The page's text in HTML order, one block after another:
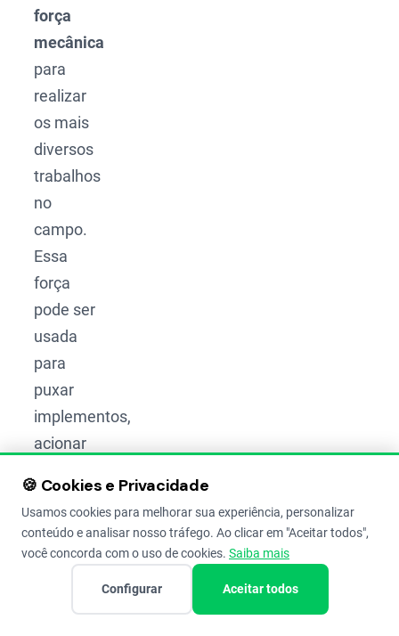
força
mecânica
para
realizar
os mais
diversos
trabalhos
no
campo.
Essa
força
pode ser
usada
para
puxar
implementos,
acionar
facilitar
praticamente
🍪 Cookies e Privacidade
Usamos cookies para melhorar sua experiência, personalizar
conteúdo e analisar nosso tráfego. Ao clicar em "Aceitar todos",
você concorda com o uso de cookies. Saiba mais
Configurar Aceitar todos